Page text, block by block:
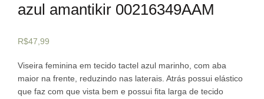
azul amantikir 00216349AAM
R$47,99
Viseira feminina em tecido tactel azul marinho, com aba
maior na frente, reduzindo nas laterais. Atrás possui elástico
que faz com que vista bem e possui fita larga de tecido